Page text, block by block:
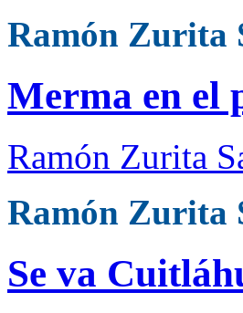
Ramón Zurita
Merma en el
Ramón Zurita
Ramón Zurita
Se va